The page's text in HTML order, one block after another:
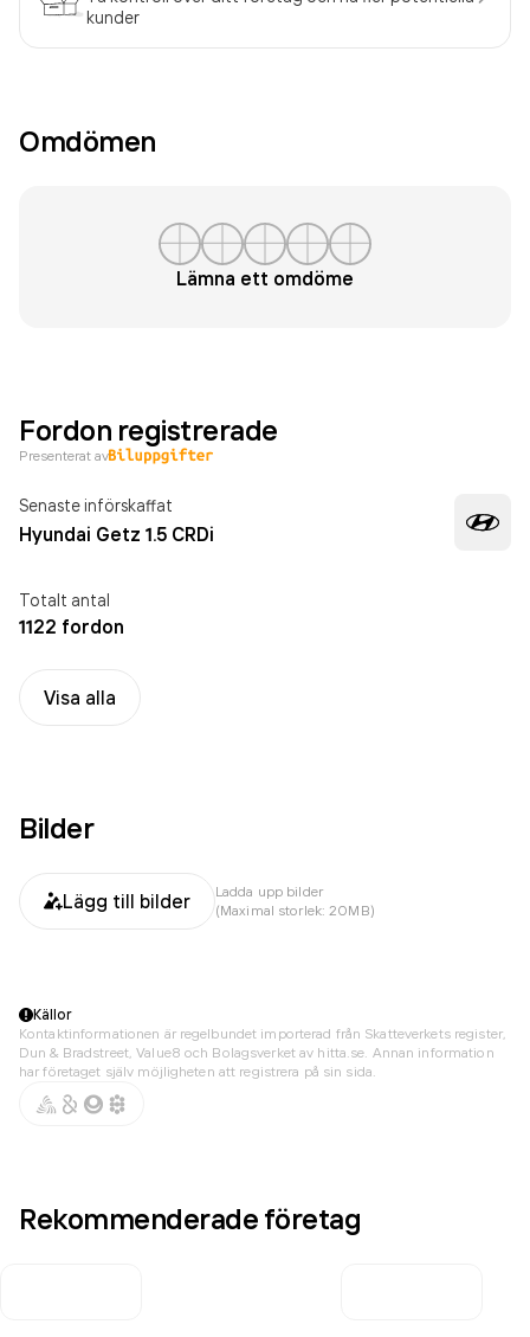
kunder
Omdömen
Lämna ett omdöme
Fordon registrerade
Presenterat av
Senaste införskaffat
Hyundai Getz 1.5 CRDi
Totalt antal
1122 fordon
Visa alla
Bilder
Lägg till bilder
Ladda upp bilder
(Maximal storlek: 20MB)
Källor
Kontaktinformationen är regelbundet importerad från Skatteverkets register,
Dun & Bradstreet, Value8 och Bolagsverket av hitta.se. Annan information
har företaget själv möjligheten att registrera på sin sida.
Rekommenderade företag